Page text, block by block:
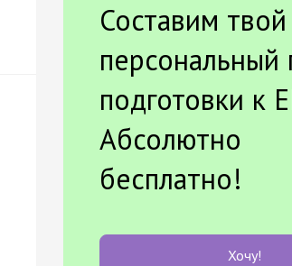
Составим твой
персональный
подготовки к
Абсолютно
бесплатно!
Хочу!